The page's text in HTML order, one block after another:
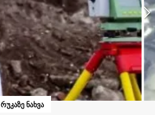
ᲠᲣᲙᲐᲖᲔ ᲜᲐᲮᲕᲐ